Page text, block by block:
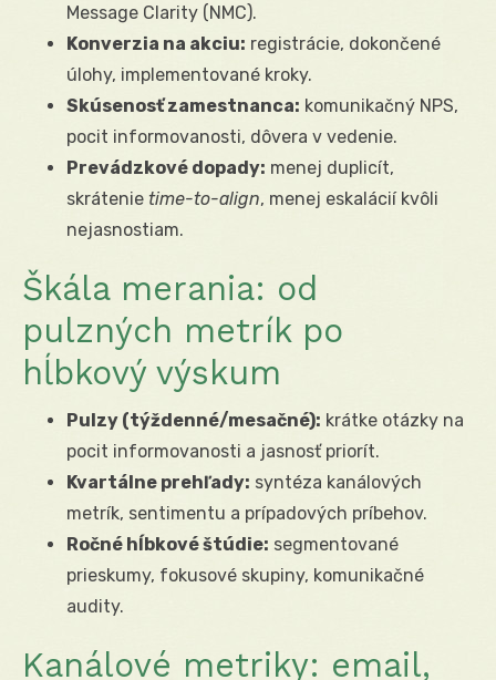
Message Clarity (NMC).
Konverzia na akciu: registrácie, dokončené
úlohy, implementované kroky.
Skúsenosť zamestnanca: komunikačný NPS,
pocit informovanosti, dôvera v vedenie.
Prevádzkové dopady: menej duplicít,
skrátenie time-to-align, menej eskalácií kvôli
nejasnostiam.
Škála merania: od
pulzných metrík po
hĺbkový výskum
Pulzy (týždenné/mesačné): krátke otázky na
pocit informovanosti a jasnosť priorít.
Kvartálne prehľady: syntéza kanálových
metrík, sentimentu a prípadových príbehov.
Ročné hĺbkové štúdie: segmentované
prieskumy, fokusové skupiny, komunikačné
audity.
Kanálové metriky: email,